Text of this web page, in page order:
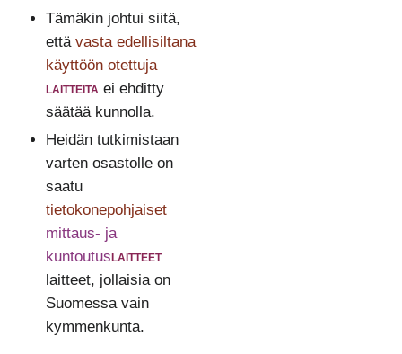
Tämäkin johtui siitä,
että vasta edellisiltana
käyttöön otettuja
laitteitaei ehditty
säätää kunnolla.
Heidän tutkimistaan
varten osastolle on
saatu
tietokonepohjaiset
mittaus- ja
kuntoutuslaitteet
laitteet, jollaisia on
Suomessa vain
kymmenkunta.